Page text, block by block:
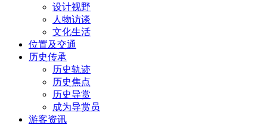
设计视野
人物访谈
文化生活
位置及交通
历史传承
历史轨迹
历史焦点
历史导赏
成为导赏员
游客资讯